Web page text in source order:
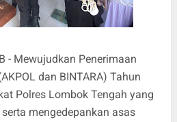
- Mewujudkan Penerimaan
dan BINTARA) Tahun
Polres Lombok Tengah yang
mengedepankan asas